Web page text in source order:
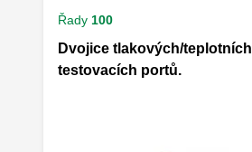
Řady 100
Dvojice tlakových/teplotních
testovacích portů.